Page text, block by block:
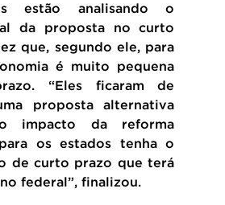
estão analisando o
da proposta no curto
que, segundo ele, para
é muito pequena
“Eles ficaram de
proposta alternativa
impacto da reforma
os estados tenha o
de curto prazo que terá
federal”, finalizou.